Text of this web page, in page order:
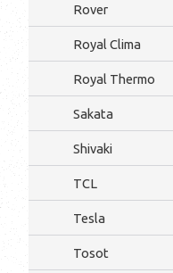
Rover
Royal Clima
Royal Thermo
Sakata
Shivaki
TCL
Tesla
Tosot